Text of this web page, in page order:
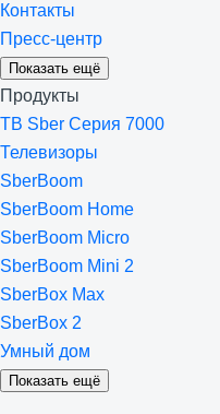
Контакты
Пресс-центр
Показать ещё
Продукты
ТВ Sber Серия 7000
Телевизоры
SberBoom
SberBoom Home
SberBoom Micro
SberBoom Mini 2
SberBox Max
SberBox 2
Умный дом
Показать ещё